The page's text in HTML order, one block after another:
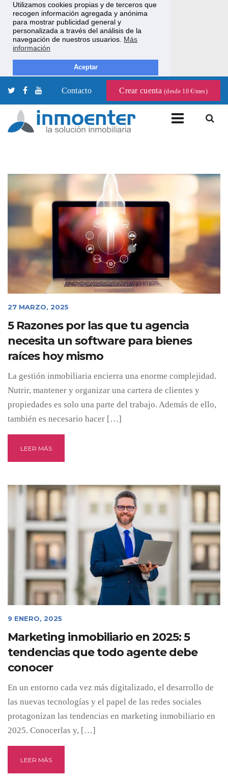
Utilizamos cookies propias y de terceros que
recogen información agregada y anónima
para mostrar publicidad general y
personalizada a través del análisis de la
navegación de nuestros usuarios. Más
información
Aceptar
Contacto Crear cuenta(desde 10 €/mes)
27 MARZO, 2025
5 Razones por las que tu agencia
necesita un software para bienes
raíces hoy mismo
La gestión inmobiliaria encierra una enorme complejidad.
Nutrir, mantener y organizar una cartera de clientes y
propiedades es solo una parte del trabajo. Además de ello,
también es necesario hacer […]
LEER MÁS
9 ENERO, 2025
Marketing inmobiliario en 2025: 5
tendencias que todo agente debe
conocer
En un entorno cada vez más digitalizado, el desarrollo de
las nuevas tecnologías y el papel de las redes sociales
protagonizan las tendencias en marketing inmobiliario en
2025. Conocerlas y, […]
LEER MÁS